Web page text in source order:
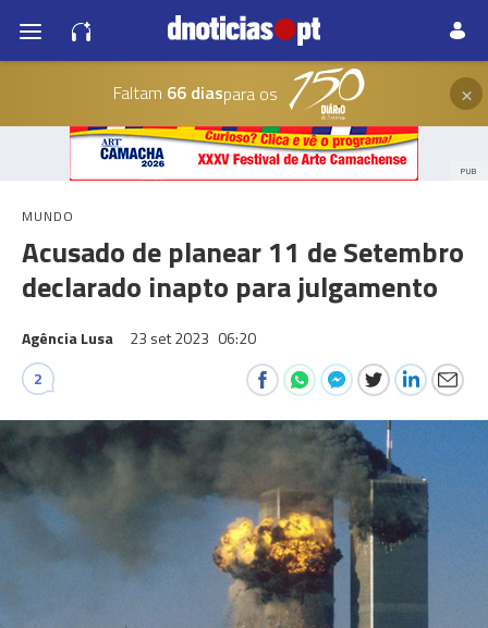
Faltam 66 diaspara os ×
PUB
MUNDO
Acusado de planear 11 de Setembro
declarado inapto para julgamento
Agência Lusa 23 set 2023 06:20
2